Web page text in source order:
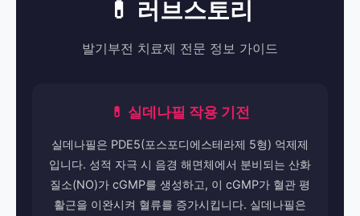
💊 러브스토리
발기부전 치료제 전문 정보 가이드
💊 실데나필 작용 기전
실데나필은 PDE5(포스포디에스테라제 5형) 억제제
입니다. 성적 자극 시 음경 해면체에서 분비되는 산화
질소(NO)가 cGMP를 생성하고, 이 cGMP가 혈관 평
활근을 이완시켜 혈류를 증가시킵니다. 실데나필은